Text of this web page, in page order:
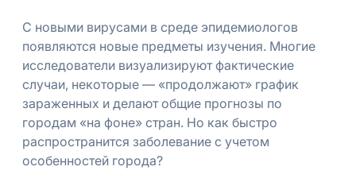
С новыми вирусами в среде эпидемиологов
появляются новые предметы изучения. Многие
исследователи визуализируют фактические
случаи, некоторые — «продолжают» график
зараженных и делают общие прогнозы по
городам «на фоне» стран. Но как быстро
распространится заболевание с учетом
особенностей города?